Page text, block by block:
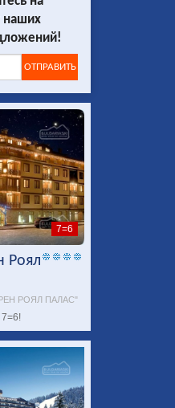
наших
7=6
Роял
РОЯЛ ПАЛАС"
7=6!